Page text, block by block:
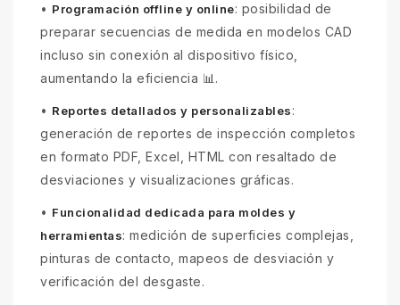
• Programación offline y online: posibilidad de
preparar secuencias de medida en modelos CAD
incluso sin conexión al dispositivo físico,
aumentando la eficiencia 📊.
• Reportes detallados y personalizables:
generación de reportes de inspección completos
en formato PDF, Excel, HTML con resaltado de
desviaciones y visualizaciones gráficas.
• Funcionalidad dedicada para moldes y
herramientas: medición de superficies complejas,
pinturas de contacto, mapeos de desviación y
verificación del desgaste.